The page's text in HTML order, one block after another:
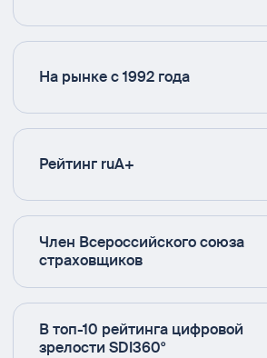
На рынке с 1992 года
Рейтинг ruA+
Член Всероссийского союза
страховщиков
В топ-10 рейтинга цифровой
зрелости SDI360°